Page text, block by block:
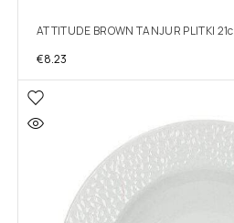
ATTITUDE BROWN TANJUR PLITKI
€8.23